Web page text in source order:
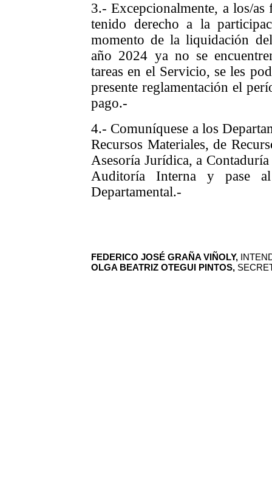
3.- Excepcionalmente, a los/
tenido derecho a la
momento de la liquidación
año 2024 ya no se
tareas en el Servicio, se les
presente reglamentación el
pago.-
4.- Comuníquese a los
Recursos Materiales, de
Asesoría Jurídica, a
Auditoría Interna y pase
Departamental.-
FEDERICO JOSÉ GRAÑA VIÑOLY,
OLGA BEATRIZ OTEGUI PINTOS,